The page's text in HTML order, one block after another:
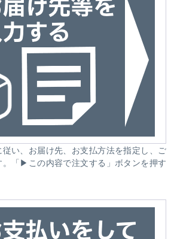
い、お届け先、お支払方法を指定し、ご
。「▶この内容で注文する」ボタンを押す